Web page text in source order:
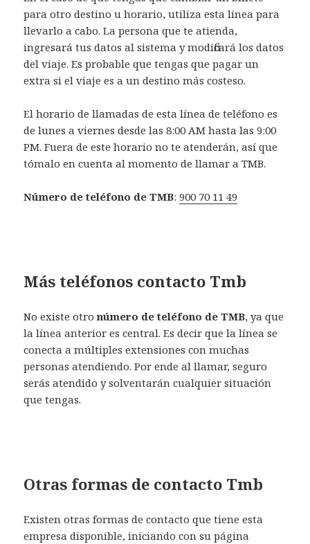
para otro destino u horario, utiliza esta línea para
llevarlo a cabo. La persona que te atienda,
ingresará tus datos al sistema y modificará los datos
del viaje. Es probable que tengas que pagar un
extra si el viaje es a un destino más costeso.
El horario de llamadas de esta línea de teléfono es
de lunes a viernes desde las 8:00 AM hasta las 9:00
PM. Fuera de este horario no te atenderán, así que
tómalo en cuenta al momento de llamar a TMB.
Número de teléfono de TMB:900 70 11 49
Más teléfonos contacto Tmb
No existe otronúmero de teléfono de TMB, ya que
la línea anterior es central. Es decir que la línea se
conecta a múltiples extensiones con muchas
personas atendiendo. Por ende al llamar, seguro
serás atendido y solventarán cualquier situación
que tengas.
Otras formas de contacto Tmb
Existen otras formas de contacto que tiene esta
empresa disponible, iniciando con su página